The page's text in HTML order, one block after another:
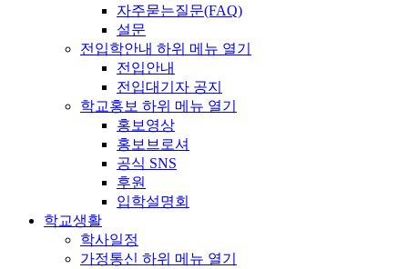
자주묻는질문(FAQ)
설문
전입학안내 하위 메뉴 열기
전입안내
전입대기자 공지
학교홍보 하위 메뉴 열기
홍보영상
홍보브로셔
공식 SNS
후원
입학설명회
학교생활
학사일정
가정통신 하위 메뉴 열기